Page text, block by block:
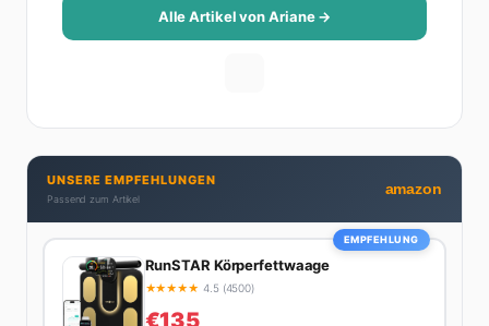
Beziehungsratgebern, die auch Männer gerne lesen.
Ihre Geheimwaffe: Sie weiß genau, was Frauen an
Brunch-Spot der Stadt. Ihre Interior-Tipps basieren
auf echter Erfahrung – ihre Wohnung wurde schon
zweimal in Design-Blogs gefeatured.
Alle Artikel von Ariane →
UNSERE EMPFEHLUNGEN
Passend zum Artikel
amazon
EMPFEHLUNG
RunSTAR Körperfettwaage
★★★★★ 4.5 (4500)
€135